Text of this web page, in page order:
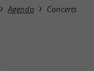
Agenda Concerts